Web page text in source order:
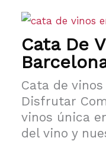
Cata De
Cata de
Disfrutar
vinos única
del vino y